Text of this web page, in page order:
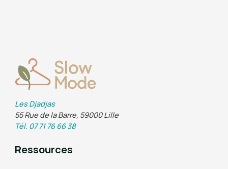
Les Djadjas
55 Rue de la Barre, 59000 Lille
Tél. 07 71 76 66 38
Ressources